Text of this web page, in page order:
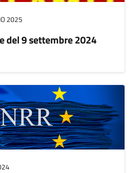
2025
del 9 settembre 2024